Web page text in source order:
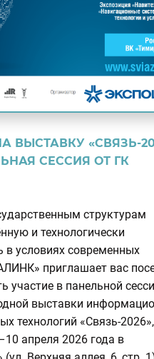
ВЫСТАВКУ «СВЯЗЬ-
СЕССИЯ ОТ ГК
структурам
и технологически
в условиях современных
приглашает вас
участие в панельной
выставки
технологий «Связь-2026»,
апреля 2026 года в